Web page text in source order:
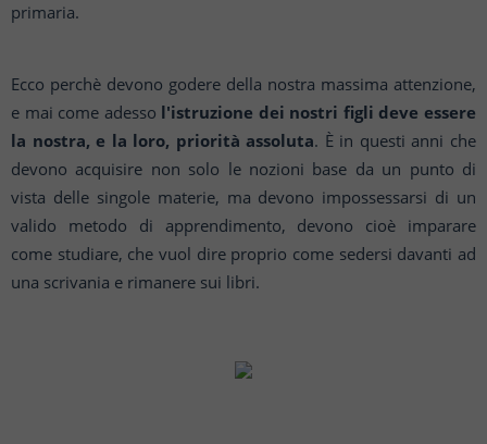
primaria.
Ecco perchè devono godere della nostra massima attenzione,
e mai come adesso l'istruzione dei nostri figli deve essere
la nostra, e la loro, priorità assoluta. È in questi anni che
devono acquisire non solo le nozioni base da un punto di
vista delle singole materie, ma devono impossessarsi di un
valido metodo di apprendimento, devono cioè imparare
come studiare, che vuol dire proprio come sedersi davanti ad
una scrivania e rimanere sui libri.